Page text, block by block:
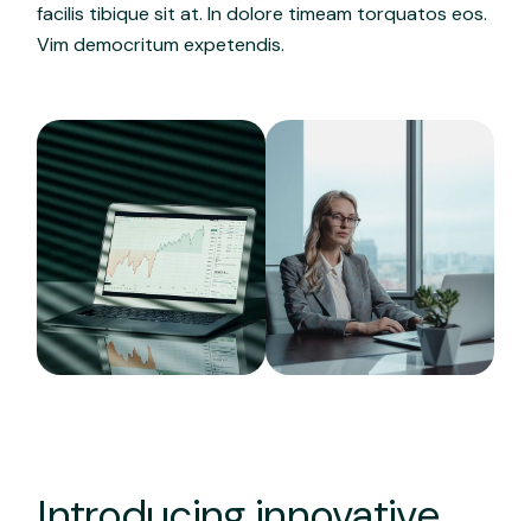
facilis tibique sit at. In dolore timeam torquatos eos.
Vim democritum expetendis.